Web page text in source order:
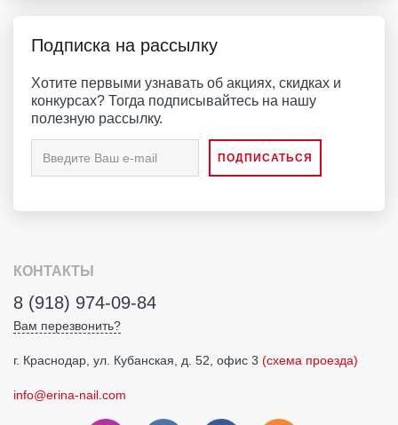
Подписка на рассылку
Хотите первыми узнавать об акциях, скидках и
конкурсах? Тогда подписывайтесь на нашу
полезную рассылку.
КОНТАКТЫ
8 (918) 974-09-84
Вам перезвонить?
г. Краснодар, ул. Кубанская, д. 52, офис 3 (схема проезда)
info@erina-nail.com